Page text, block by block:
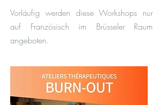
Vorläufig werden diese Workshops nur
auf Französisch im Brüsseler Raum
angeboten.